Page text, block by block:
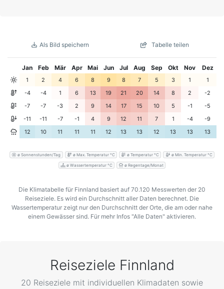
Als Bild speichern Tabelle teilen
Jan Feb Mär Apr Mai Jun Jul Aug Sep Okt Nov Dez
1 2 4 6 8 9 8 7 5 3 1
1
-4
-4 1 6 13 19 21 20 14 8 2
-2
-7
-7 -3 2 9 14 17 15 10 5 -1
-5
-11
-11 -7 -1 4 9 12 11 7 1 -4
-9
12
10 11 11 11 12 13 13 12 13 13 13
ø Sonnenstunden/Tag ø Max. Temperatur °C ø Temperatur °C ø Min. Temperatur °C
ø Wassertemperatur °C ø Regentage/Monat
Die Klimatabelle für Finnland basiert auf 70.120 Messwerten der 20
Reiseziele. Es wird ein Durchschnitt aller Daten berechnet. Die
Wassertemperatur zeigt nur den Durchschnitt der Orte, die am oder nahe
einem Gewässer sind. Für mehr Infos "Alle Daten" aktivieren.
Reiseziele Finnland
20 Reiseziele mit individuellen Klimadaten sowie